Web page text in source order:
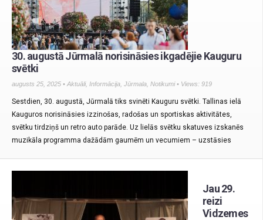
30. augustā Jūrmalā norisināsies ikgadējie Kauguru
svētki
augusts 25, 2025 • Aktuāli, Informācija Jūrmala Notikumi• Views: 919
Sestdien, 30. augustā, Jūrmalā tiks svinēti Kauguru svētki. Tallinas ielā
Kauguros norisināsies izzinošas, radošas un sportiskas aktivitātes,
svētku tirdziņš un retro auto parāde. Uz lielās svētku skatuves izskanēs
muzikāla programma dažādām gaumēm un vecumiem – uzstāsies
Jau 29.
reizi
Vidzemes